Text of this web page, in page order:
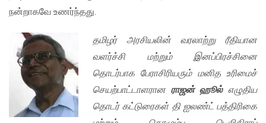
நன்றாகவே உணர்ந்தது.
தமிழர் அரசியலின் வரலாற்று ரீதியான
வளர்ச்சி மற்றும் இனப்பிரச்சினை
தொடர்பாக பேராசிரியரும் மனித உரிமைச்
செயற்பாட்டாளரான ராஜன் ஹூல் எழுதிய
தொடர் கட்டுரைகள் தி ஐலண்ட் பத்திரிகை